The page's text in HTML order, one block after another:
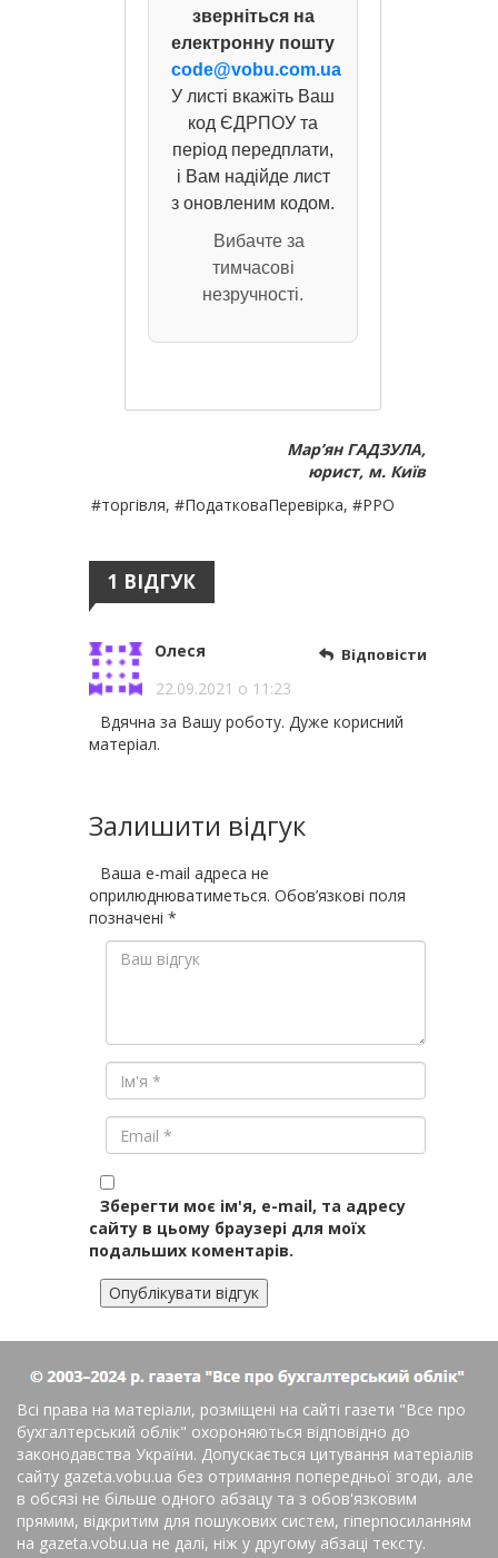
зверніться на
електронну пошту
code@vobu.com.ua
У листі вкажіть Ваш
код ЄДРПОУ та
період передплати,
і Вам надійде лист
з оновленим кодом.
Вибачте за
тимчасові
незручності.
Мар’ян ГАДЗУЛА,
юрист, м. Київ
#торгівля, #ПодатковаПеревірка, #РРО
1 ВІДГУК
Олеся
22.09.2021 о 11:23
Вдячна за Вашу роботу. Дуже корисний
матеріал.
Відповісти
Залишити відгук
Ваша e-mail адреса не
оприлюднюватиметься. Обов’язкові поля
позначені *
Зберегти моє ім'я, e-mail, та адресу
сайту в цьому браузері для моїх
подальших коментарів.
Всі права на матеріали, розміщені на сайті газети "Все про
бухгалтерський облік" охороняються відповідно до
законодавства України. Допускається цитування матеріалів
сайту gazeta.vobu.ua без отримання попередньої згоди, але
в обсязі не більше одного абзацу та з обов'язковим
прямим, відкритим для пошукових систем, гіперпосиланням
на gazeta.vobu.ua не далі, ніж у другому абзаці тексту.